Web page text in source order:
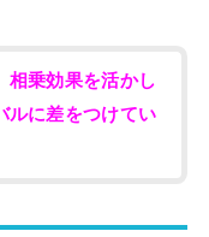
相乗効果を活かし
ルに差をつけてい